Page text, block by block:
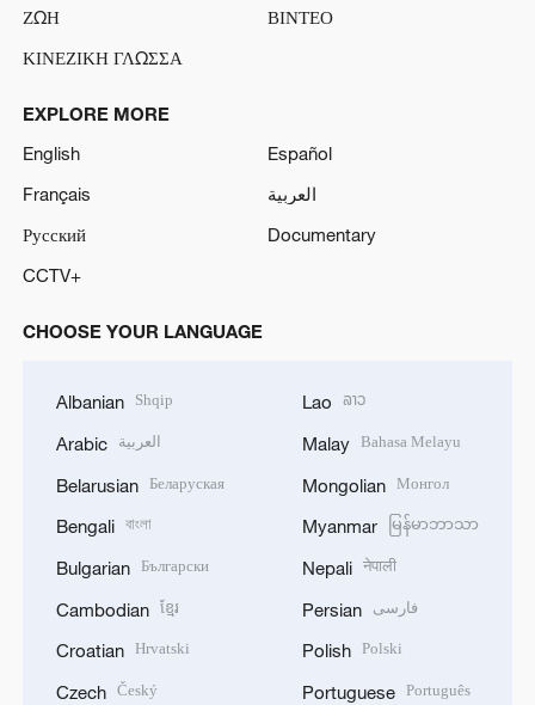
ΖΩΗ
ΒΙΝΤΕΟ
ΚΙΝΕΖΙΚΗ ΓΛΩΣΣΑ
EXPLORE MORE
English
Español
Français
العربية
Русский
Documentary
CCTV+
CHOOSE YOUR LANGUAGE
Albanian Shqip
Arabic العربية
Belarusian Беларуская
Bengali বাংলা
Bulgarian Български
Cambodian ខ្មែរ
Croatian Hrvatski
Czech Český
Lao ລາວ
Malay Bahasa Melayu
Mongolian Монгол
Myanmar မြန်မာဘာသာ
Nepali नेपाली
Persian فارسی
Polish Polski
Portuguese Português